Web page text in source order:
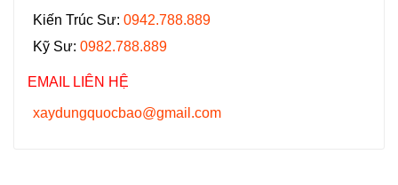
Kiến Trúc Sư: 0942.788.889
Kỹ Sư: 0982.788.889
EMAIL LIÊN HỆ
xaydungquocbao@gmail.com